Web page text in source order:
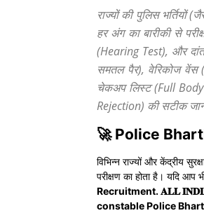
राज्यों की पुलिस भर्तियों
हर अंग का बारीकी से
(Hearing Test), और
समतल पैर), वेरिकोज वेंस
चेकअप लिस्ट (Full
Rejection) की सटीक
🚀 Police Bharti
विभिन्न राज्यों और केंद्रीय
परीक्षण का होता है। यदि आप
Recruitment. 𝐀𝐋𝐋 𝐈𝐍𝐃𝐈𝐀
constable Police Bharti